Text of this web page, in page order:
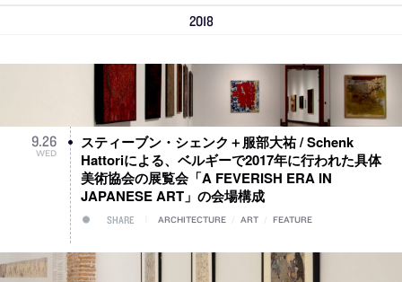
2018
9.26
WED
スティーブン・シェンク＋服部大祐 / Schenk
Hattoriによる、ベルギーで2017年に行われた具体
美術協会の展覧会「A FEVERISH ERA IN
JAPANESE ART」の会場構成
SHARE ARCHITECTURE ART FEATURE